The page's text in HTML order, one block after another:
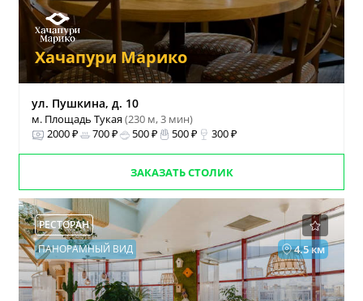
Хачапури Марико
ул. Пушкина, д. 10
м. Площадь Тукая(230 м, 3 мин)
2000 ₽
700 ₽ 500 ₽ 500 ₽ 300 ₽
ЗАКАЗАТЬ СТОЛИК
РЕСТОРАН
4.5 км
ПАНОРАМНЫЙ ВИД